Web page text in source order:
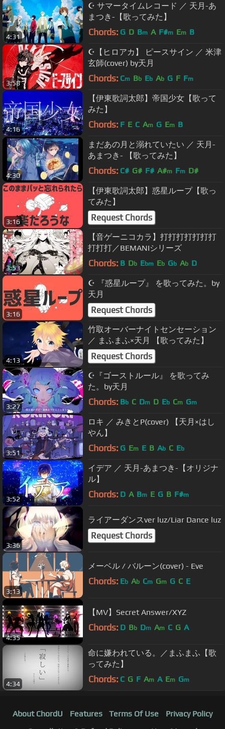
4:31
☪ サマータイムレコード ／ 天月-あ
まつき-【歌ってみた】
Chords: G D Bm A F#m Em B
3:58
☪【ヒロアカ】 ピースサイン ／ 米津
玄師(cover) by天月
Chords: Cm Bb Eb Ab G F Fm
4:16
【伊東歌詞太郎】帝国少女【歌って
みた】
Chords: F E C Am G Em B
4:30
まだあの月と溺れていたい ／ 天月-
あまつき- 【歌ってみた】
Chords: C# G# F# A#m Fm D#
3:16
【伊東歌詞太郎】惑星ループ【歌っ
てみた】
Request Chords
3:53
【音ゲーニコカラ】打打打打打打打
打打打／BEMANIシリーズ
Chords: B Db Ebm Eb Gb Ab D
3:16
☪ 『惑星ループ』 を歌ってみた。by
天月
Request Chords
4:13
竹取オーバーナイトセンセーション
／ まふまふ×天月 【歌ってみた】
Request Chords
3:27
☪『ゴーストルール』 を歌ってみ
た。by天月
Chords: Bb C Dm D Eb Cm Gm
3:51
ロキ ／ みきとP(cover) 【天月×はし
やん】
Chords: G Em E B Ab C Eb
3:52
イデア ／ 天月-あまつき-【オリジナ
ル】
Chords: D A Bm E G B F#m
3:36
ライアーダンスver luz/Liar Dance luz
Request Chords
3:13
メーベル / バルーン(cover) - Eve
Chords: Eb Ab Cm Gm G C E
4:35
【MV】Secret Answer/XYZ
Chords: D Bb Dm Am C G A
4:34
命に嫌われている。／まふまふ【歌
ってみた】
Chords: C G F Am A Em Gm
About ChordU Features Terms Of Use
Privacy Policy